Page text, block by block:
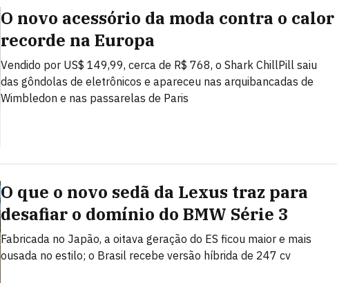
O novo acessório da moda contra o calor
recorde na Europa
Vendido por US$ 149,99, cerca de R$ 768, o Shark ChillPill saiu
das gôndolas de eletrônicos e apareceu nas arquibancadas de
Wimbledon e nas passarelas de Paris
O que o novo sedã da Lexus traz para
desafiar o domínio do BMW Série 3
Fabricada no Japão, a oitava geração do ES ficou maior e mais
ousada no estilo; o Brasil recebe versão híbrida de 247 cv